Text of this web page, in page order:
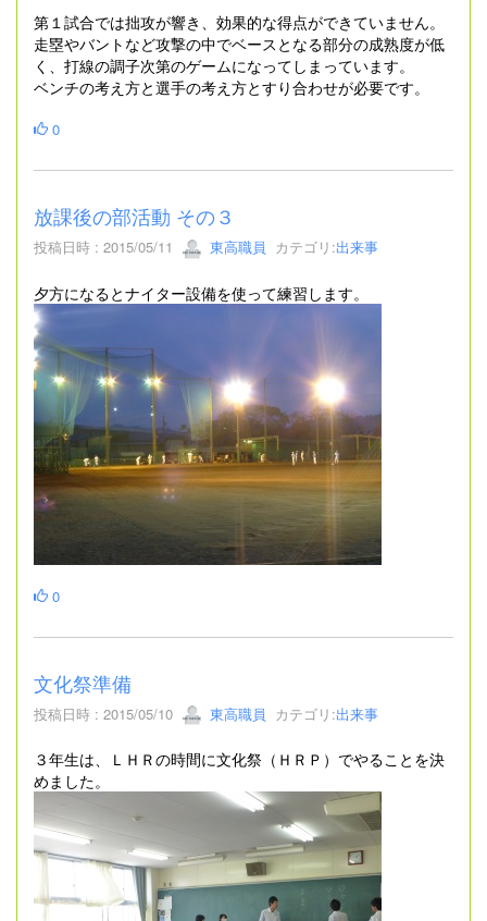
第１試合では拙攻が響き、効果的な得点ができていません。
走塁やバントなど攻撃の中でベースとなる部分の成熟度が低
く、打線の調子次第のゲームになってしまっています。
ベンチの考え方と選手の考え方とすり合わせが必要です。
0
放課後の部活動 その３
投稿日時 : 2015/05/11 東高職員 カテゴリ:出来事
夕方になるとナイター設備を使って練習します。
0
文化祭準備
投稿日時 : 2015/05/10 東高職員 カテゴリ:出来事
３年生は、ＬＨＲの時間に文化祭（ＨＲＰ）でやることを決
めました。